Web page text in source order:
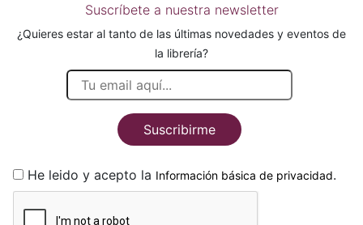
Suscríbete a nuestra newsletter
¿Quieres estar al tanto de las últimas novedades y eventos de
la librería?
Suscribirme
He leido y acepto la Información básica de privacidad.